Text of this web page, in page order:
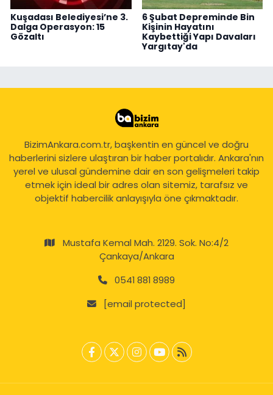
Kuşadası Belediyesi’ne 3.
Dalga Operasyon: 15
Gözaltı
6 Şubat Depreminde Bin
Kişinin Hayatını
Kaybettiği Yapı Davaları
Yargıtay'da
BizimAnkara.com.tr, başkentin en güncel ve doğru
haberlerini sizlere ulaştıran bir haber portalıdır. Ankara'nın
yerel ve ulusal gündemine dair en son gelişmeleri takip
etmek için ideal bir adres olan sitemiz, tarafsız ve
objektif habercilik anlayışıyla öne çıkmaktadır.
Mustafa Kemal Mah. 2129. Sok. No:4/2
Çankaya/Ankara
0541 881 8989
[email protected]